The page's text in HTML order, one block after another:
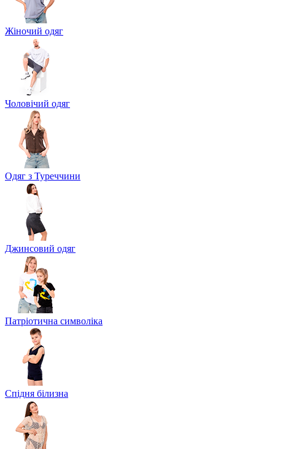
Жіночий одяг
Чоловічий одяг
Одяг з Туреччини
Джинсовий одяг
Патріотична символіка
Спідня білизна